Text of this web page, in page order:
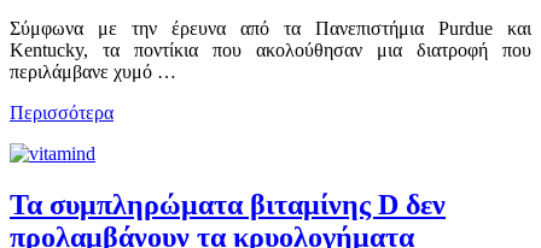
Σύμφωνα με την έρευνα από τα Πανεπιστήμια Purdue και
Kentucky, τα ποντίκια που ακολούθησαν μια διατροφή που
περιλάμβανε χυμό …
Περισσότερα
Τα συμπληρώματα βιταμίνης D δεν
προλαμβάνουν τα κρυολογήματα